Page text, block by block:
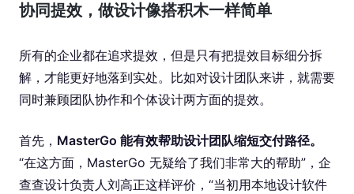
协同提效，做设计像搭积木一样简单
所有的企业都在追求提效，但是只有把提效目标细分拆
解，才能更好地落到实处。比如对设计团队来讲，就需要
同时兼顾团队协作和个体设计两方面的提效。
首先， MasterGo 能有效帮助设计团队缩短交付路径。
“在这方面，MasterGo 无疑给了我们非常大的帮助”，企
查查设计负责人刘高正这样评价，“当初用本地设计软件